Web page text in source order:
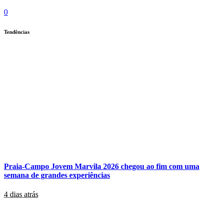
0
Tendências
Praia-Campo Jovem Marvila 2026 chegou ao fim com uma
semana de grandes experiências
4 dias atrás